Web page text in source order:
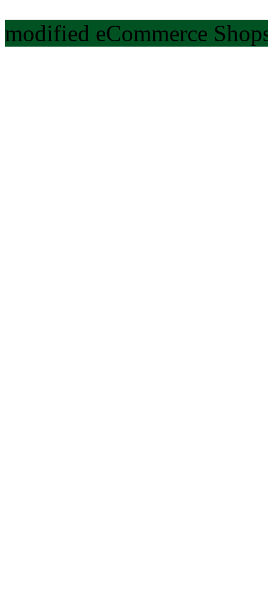
modified eCommerce